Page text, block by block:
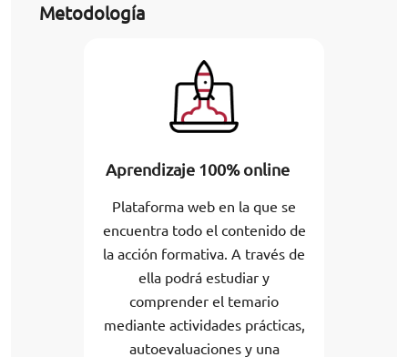
Metodología
Aprendizaje 100% online
Plataforma web en la que se
encuentra todo el contenido de
la acción formativa. A través de
ella podrá estudiar y
comprender el temario
mediante actividades prácticas,
autoevaluaciones y una